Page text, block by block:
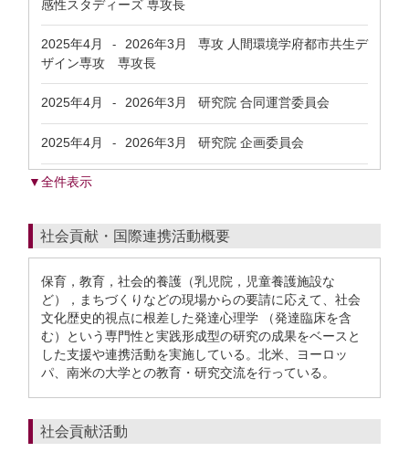
感性スタディーズ 専攻長
2025年4月 - 2026年3月
専攻 人間環境学府都市共生デ
ザイン専攻 専攻長
2025年4月 - 2026年3月 研究院 合同運営委員会
2025年4月 - 2026年3月 研究院 企画委員会
▼全件表示
社会貢献・国際連携活動概要
保育，教育，社会的養護（乳児院，児童養護施設な
ど），まちづくりなどの現場からの要請に応えて、社会
文化歴史的視点に根差した発達心理学 （発達臨床を含
む）という専門性と実践形成型の研究の成果をベースと
した支援や連携活動を実施している。北米、ヨーロッ
パ、南米の大学との教育・研究交流を行っている。
社会貢献活動